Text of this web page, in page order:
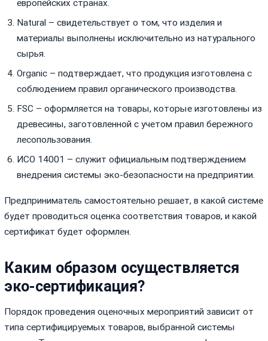
европейских странах.
Natural – свидетельствует о том, что изделия и
материалы выполнены исключительно из натурального
сырья.
Organic – подтверждает, что продукция изготовлена с
соблюдением правил органического производства.
FSC – оформляется на товары, которые изготовлены из
древесины, заготовленной с учетом правил бережного
лесопользования.
ИСО 14001 – служит официальным подтверждением
внедрения системы эко-безопасности на предприятии.
Предприниматель самостоятельно решает, в какой системе
будет проводиться оценка соответствия товаров, и какой
сертификат будет оформлен.
Каким образом осуществляется
эко-сертификация?
Порядок проведения оценочных мероприятий зависит от
типа сертифицируемых товаров, выбранной системы